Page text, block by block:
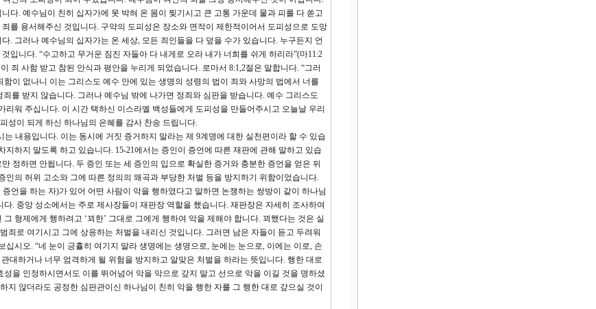
다. 예수님이 친히 십자가에 못 박혀 온 몸이 찢기시고 큰 고통 가운데 물과 피를 다 쏟고
를 용서해주신 것입니다. 구약의 도피성은 장소와 면적이 제한적이어서 도피성으로 도망
. 그러나 예수님의 십자가는 온 세상, 모든 죄인들을 다 덮을 수가 있습니다. 누구든지 언
입니다. “수고하고 무거운 짐진 자들아 다 내게로 오라 내가 너희를 쉬게 하리라”(마11:2
죄 사함 받고 참된 안식과 평안을 누리게 되었습니다. 로마서 8:1,2절은 말합니다. “그러
이 없나니 이는 그리스도 예수 안에 있는 생명의 성령의 법이 죄와 사망의 법에서 너를
를 받지 않습니다. 그러나 예수님 밖에 나가면 정죄와 심판을 받습니다. 예수 그리스도
워 주십니다. 이 시간 택하신 이스라엘 백성들에게 도피성을 만들어주시고 오늘날 우리
성이 되게 하신 하나님의 은혜를 감사 찬송 드립니다.
내용입니다. 이는 동시에 거짓 증거하지 말라는 제 9계명에 대한 실천편이라 할 수 있습
지하지 말도록 하고 있습니다. 15-21에서는 증인이 증언에 따른 재판에 관해 말하고 있습
정하면 안됩니다. 두 증인 또는 세 증인의 입으로 확실한 증거와 충분한 증언을 얻은 뒤
인의 허위 고소와 그에 따른 정의의 왜곡과 부당한 처벌 등을 방지하기 위함이었습니다.
언을 하는 자)가 있어 어떤 사람이 악을 행하였다고 말하면 논쟁하는 쌍방이 같이 하나님
. 중앙 성소에서는 주로 제사장들이 재판장 역할을 했습니다. 재판장은 자세히 조사하여
형제에게 행하려고 ‘꾀한’ 그대로 그에게 행하여 악을 제해야 합니다. 꾀했다는 것은 실
죄로 여기시고 그에 상응하는 처벌을 내리신 것입니다. 그러면 남은 자들이 듣고 두려워
시오. “네 눈이 긍휼히 여기지 말라 생명에는 생명으로, 눈에는 눈으로, 이에는 이로, 손
대하거나 너무 엄격하게 될 위험을 방지하고 알맞은 처벌을 하라는 뜻입니다. 행한 대로
을 인정하시면서도 이를 뛰어넘어 악을 악으로 갚지 말고 선으로 악을 이길 것을 명하셨
지 않더라도 공정한 심판관이신 하나님이 친히 악을 행한 자를 그 행한 대로 갚으실 것이